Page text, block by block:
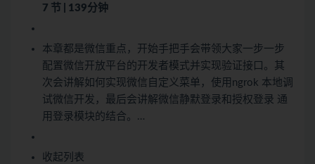
7 节 | 139分钟
本章都是微信重点，开始手把手会带领大家一步一步
配置微信开放平台的开发者模式并实现验证接口。其
次会讲解如何实现微信自定义菜单，使用ngrok 本地调
试微信开发，最后会讲解微信静默登录和授权登录 通
用登录模块的结合。…
收起列表